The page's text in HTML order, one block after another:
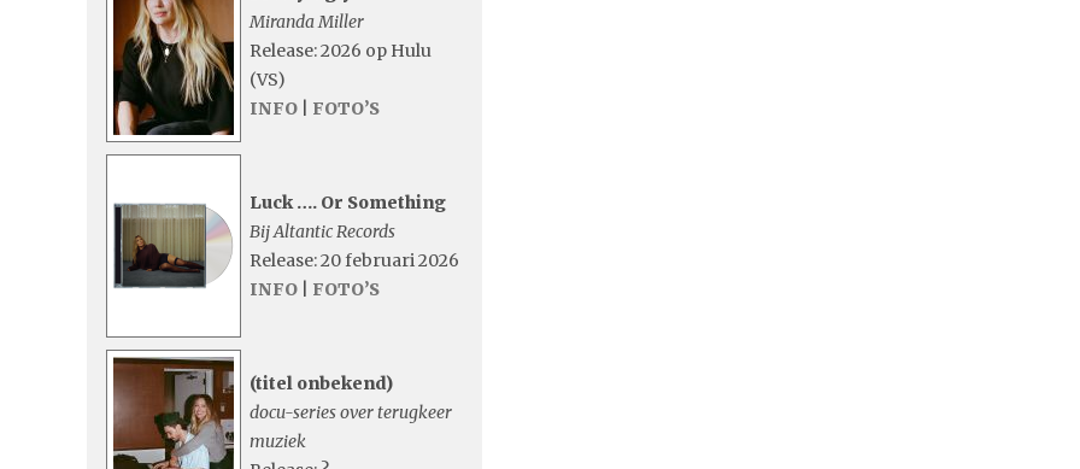
Miranda Miller
Release: 2026 op Hulu
(VS)
INFO
FOTO’S
Luck …. Or Something
Bij Altantic Records
Release: 20 februari 2026
INFO
FOTO’S
(titel onbekend)
docu-series over terugkeer
muziek